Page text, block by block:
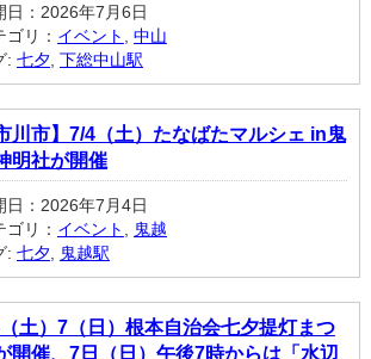
日：2026年7月6日
ゴリ： イベント
中山
: 七夕, 下総中山駅
川市】7/4（土）たなばたマルシェ in鬼
明社が開催
日：2026年7月4日
ゴリ： イベント
鬼越
: 七夕, 鬼越駅
土）7（日）根本自治会七夕提灯まつ
開催、7日（日）午後7時からは「水辺